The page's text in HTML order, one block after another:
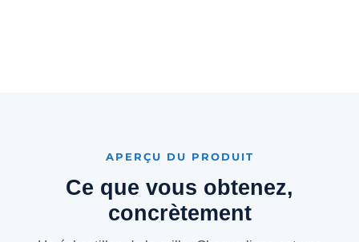
APERÇU DU PRODUIT
Ce que vous obtenez,
concrètement